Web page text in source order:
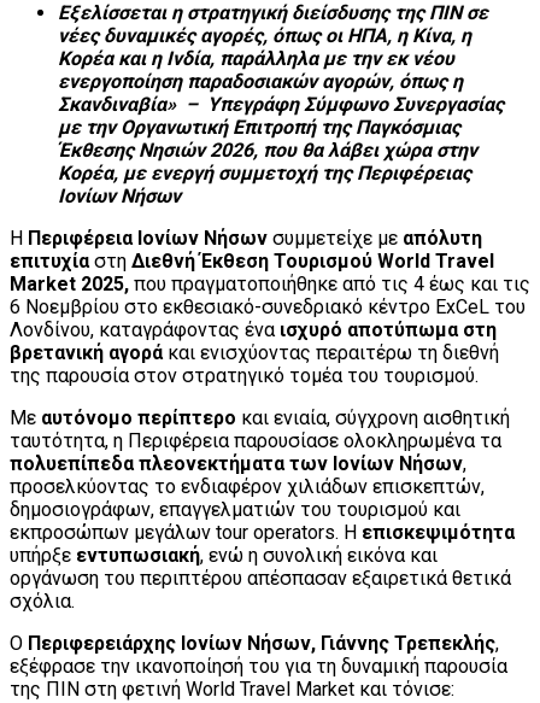
Εξελίσσεται η στρατηγική διείσδυσης της ΠΙΝ σε
νέες δυναμικές αγορές, όπως οι ΗΠΑ, η Κίνα, η
Κορέα και η Ινδία, παράλληλα με την εκ νέου
ενεργοποίηση παραδοσιακών αγορών, όπως η
Σκανδιναβία» – Υπεγράφη Σύμφωνο Συνεργασίας
με την Οργανωτική Επιτροπή της Παγκόσμιας
Έκθεσης Νησιών 2026, που θα λάβει χώρα στην
Κορέα, με ενεργή συμμετοχή της Περιφέρειας
Ιονίων Νήσων
Η Περιφέρεια Ιονίων Νήσων συμμετείχε με απόλυτη
επιτυχίαστη Διεθνή Έκθεση Τουρισμού World Travel
Market 2025, που πραγματοποιήθηκε από τις 4 έως και τις
6 Νοεμβρίου στο εκθεσιακό-συνεδριακό κέντρο ExCeL του
Λονδίνου, καταγράφοντας ένα ισχυρό αποτύπωμα στη
βρετανική αγοράκαι ενισχύοντας περαιτέρω τη διεθνή
της παρουσία στον στρατηγικό τομέα του τουρισμού.
Με αυτόνομο περίπτερο και ενιαία, σύγχρονη αισθητική
ταυτότητα, η Περιφέρεια παρουσίασε ολοκληρωμένα τα
πολυεπίπεδα πλεονεκτήματα των Ιονίων Νήσων,
προσελκύοντας το ενδιαφέρον χιλιάδων επισκεπτών,
δημοσιογράφων, επαγγελματιών του τουρισμού και
εκπροσώπων μεγάλων tour operators. Η επισκεψιμότητα
υπήρξε εντυπωσιακή, ενώ η συνολική εικόνα και
οργάνωση του περιπτέρου απέσπασαν εξαιρετικά θετικά
σχόλια.
Ο Περιφερειάρχης Ιονίων Νήσων, Γιάννης Τρεπεκλής,
εξέφρασε την ικανοποίησή του για τη δυναμική παρουσία
της ΠΙΝ στη φετινή World Travel Market και τόνισε: